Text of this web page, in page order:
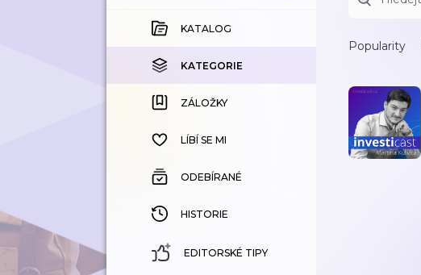
KOUPENÉ
KATEGORIE
ZÁLOŽKY
HISTORIE
KATALOG
KATEGORIE
ZÁLOŽKY
LÍBÍ SE MI
ODEBÍRANÉ
HISTORIE
EDITORSKÉ TIPY
Popularity